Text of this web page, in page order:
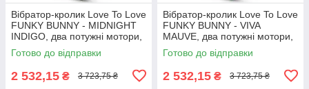
Вібратор-кролик Love To Love
FUNKY BUNNY - MIDNIGHT
INDIGO, два потужні мотори,
10 режимів, USB-кабель для
заряджання
Готово до відправки
2 532,15 ₴ 3 723,75 ₴
Вібратор-кролик Love To Love
FUNKY BUNNY - VIVA
MAUVE, два потужні мотори,
10 режимів, USB-кабель для
заряджання
Готово до відправки
2 532,15 ₴ 3 723,75 ₴